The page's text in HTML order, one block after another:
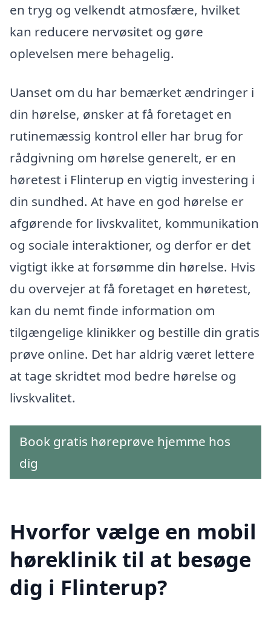
en tryg og velkendt atmosfære, hvilket
kan reducere nervøsitet og gøre
oplevelsen mere behagelig.
Uanset om du har bemærket ændringer i
din hørelse, ønsker at få foretaget en
rutinemæssig kontrol eller har brug for
rådgivning om hørelse generelt, er en
høretest i Flinterup en vigtig investering i
din sundhed. At have en god hørelse er
afgørende for livskvalitet, kommunikation
og sociale interaktioner, og derfor er det
vigtigt ikke at forsømme din hørelse. Hvis
du overvejer at få foretaget en høretest,
kan du nemt finde information om
tilgængelige klinikker og bestille din gratis
prøve online. Det har aldrig været lettere
at tage skridtet mod bedre hørelse og
livskvalitet.
Book gratis høreprøve hjemme hos
dig
Hvorfor vælge en mobil
høreklinik til at besøge
dig i Flinterup?